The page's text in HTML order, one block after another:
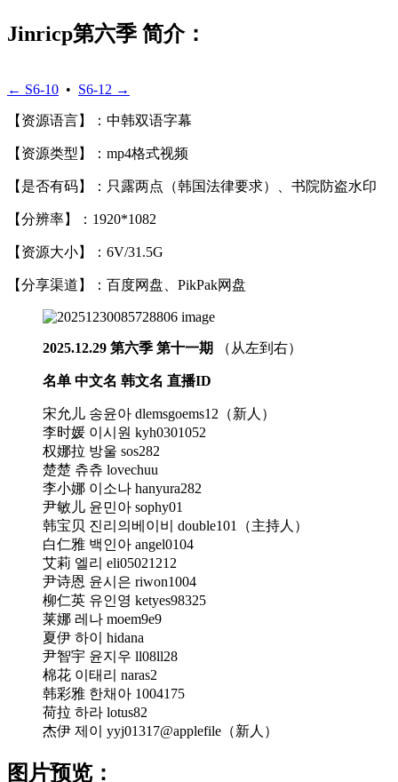
Jinricp第六季 简介：
← S6-10 • S6-12 →
【资源语言】：中韩双语字幕
【资源类型】：mp4格式视频
【是否有码】：只露两点（韩国法律要求）、书院防盗水印
【分辨率】：1920*1082
【资源大小】：6V/31.5G
【分享渠道】：百度网盘、PikPak网盘
2025.12.29 第六季 第十一期 （从左到右）
名单 中文名 韩文名 直播ID
宋允儿 송윤아 dlemsgoems12（新人）
李时媛 이시원 kyh0301052
权娜拉 방울 sos282
楚楚 츄츄 lovechuu
李小娜 이소나 hanyura282
尹敏儿 윤민아 sophy01
韩宝贝 진리의베이비 double101（主持人）
白仁雅 백인아 angel0104
艾莉 엘리 eli05021212
尹诗恩 윤시은 riwon1004
柳仁英 유인영 ketyes98325
莱娜 레나 moem9e9
夏伊 하이 hidana
尹智宇 윤지우 ll08ll28
棉花 이태리 naras2
韩彩雅 한채아 1004175
荷拉 하라 lotus82
杰伊 제이 yyj01317@applefile（新人）
图片预览：